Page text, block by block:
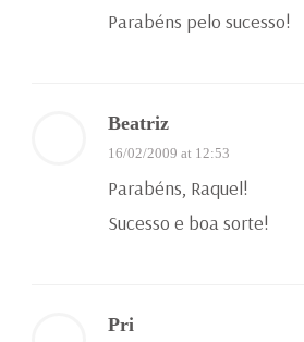
Parabéns pelo sucesso!
Beatriz
16/02/2009 at 12:53
Parabéns, Raquel!
Sucesso e boa sorte!
Pri